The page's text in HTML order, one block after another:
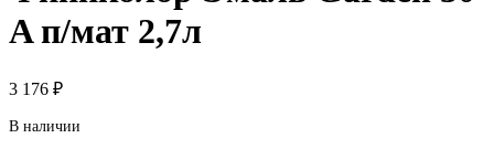
A п/мат 2,7л
3 176 ₽
В наличии